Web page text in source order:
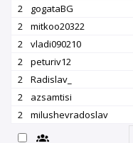
2
gogataBG
2
mitkoo20322
2
vladi090210
2
peturiv12
2
Radislav_
2
azsamtisi
2
milushevradoslav